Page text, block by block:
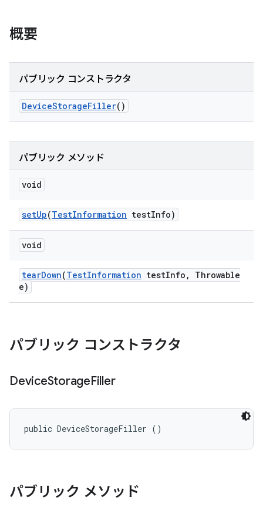
概要
パブリック コンストラクタ
DeviceStorageFiller()
パブリック メソッド
void
setUp(TestInformation testInfo)
void
tearDown(TestInformation testInfo ,
Throwable
e)
パブリック コンストラクタ
DeviceStorageFiller
public DeviceStorageFiller ()
パブリック メソッド